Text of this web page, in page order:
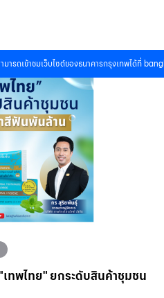
ารถเข้าชมเว็บไซต์ของธนาคารกรุงเทพได้ที่
ทพไทย" ยกระดับสินค้าชุมชน